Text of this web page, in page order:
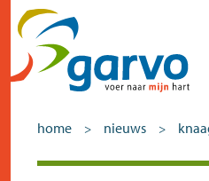
home > nieuws >